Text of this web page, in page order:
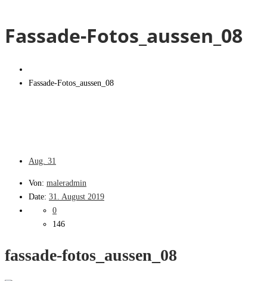
Fassade-Fotos_aussen_08
Fassade-Fotos_aussen_08
Aug. 31
Von: maleradmin
Date: 31. August 2019
0
146
fassade-fotos_aussen_08